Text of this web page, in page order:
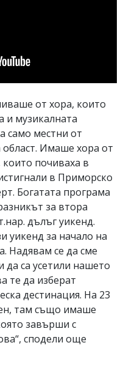
от хора, които
и музикалната
само местни от
Имаше хора от
почиваха в
в Приморско
Богатата програма
за втора
дълъг уикенд.
уикенд за начало на
Надявам се да сме
са усетили нашето
те да изберат
дестинация. На 23
там също имаше
завърши с
сподели още